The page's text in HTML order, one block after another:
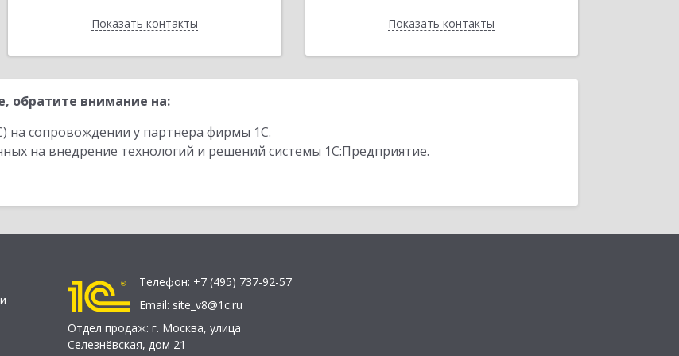
Показать контакты
Назад Показать контакты
Назад
обратите внимание на:
на сопровождении у партнера фирмы 1С.
на внедрение технологий и решений системы 1С:Предприятие.
Телефон: +7 (495) 737-92-57
Email: site_v8@1c.ru
Отдел продаж: г. Москва, улица
Селезнёвская, дом 21